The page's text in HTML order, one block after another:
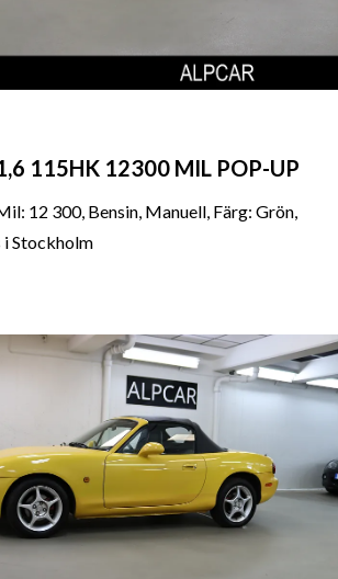
115HK 12300 MIL POP-UP
12 300, Bensin, Manuell, Färg: Grön,
i Stockholm